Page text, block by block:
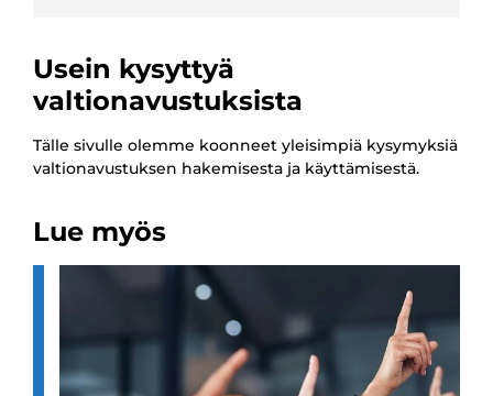
Usein kysyttyä
valtionavustuksista
Tälle sivulle olemme koonneet yleisimpiä kysymyksiä
valtionavustuksen hakemisesta ja käyttämisestä.
Lue myös